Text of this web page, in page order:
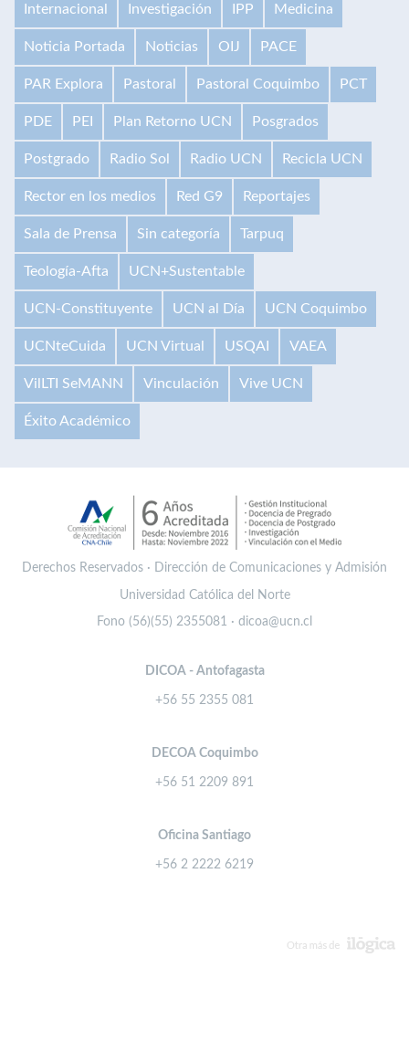
Internacional Investigación IPP Medicina
Noticia Portada Noticias OIJ PACE
PAR Explora Pastoral Pastoral Coquimbo PCT
PDE PEI Plan Retorno UCN Posgrados
Postgrado Radio Sol Radio UCN Recicla UCN
Rector en los medios Red G9 Reportajes
Sala de Prensa Sin categoría Tarpuq
Teología-Afta UCN+Sustentable
UCN-Constituyente UCN al Día UCN Coquimbo
UCNteCuida UCN Virtual USQAI VAEA
VilLTI SeMANN Vinculación Vive UCN
Éxito Académico
Derechos Reservados · Dirección de Comunicaciones y Admisión
Universidad Católica del Norte
Fono (56)(55) 2355081 · dicoa@ucn.cl
DICOA - Antofagasta
+56 55 2355 081
DECOA Coquimbo
+56 51 2209 891
Oficina Santiago
+56 2 2222 6219